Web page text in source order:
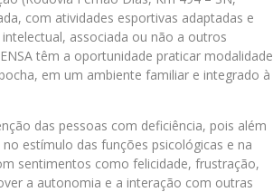
com atividades esportivas adaptadas e
associada ou não a outros
têm a oportunidade praticar modalidade
em um ambiente familiar e integrado à
das pessoas com deficiência, pois além
estímulo das funções psicológicas e na
sentimentos como felicidade, frustração,
a autonomia e a interação com outras